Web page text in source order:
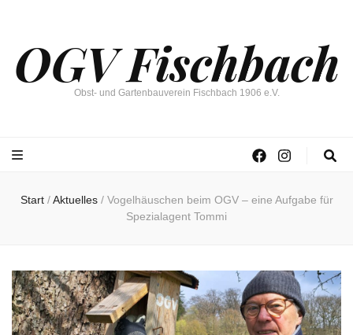
OGV Fischbach
Obst- und Gartenbauverein Fischbach 1906 e.V.
Start / Aktuelles / Vogelhäuschen beim OGV – eine Aufgabe für
Spezialagent Tommi